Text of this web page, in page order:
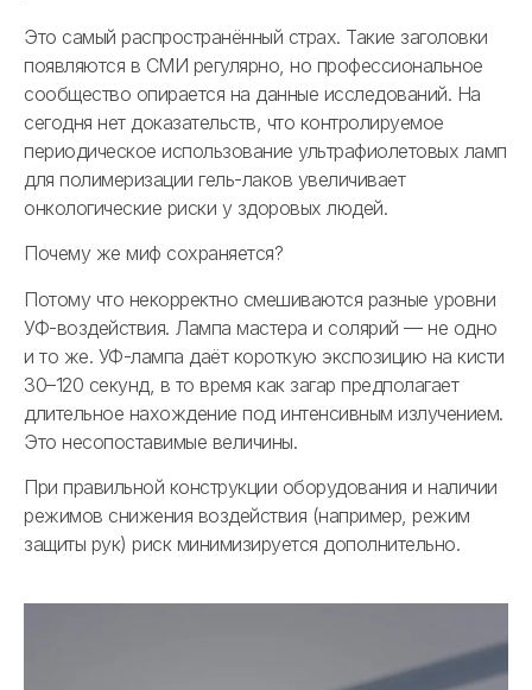
Это самый распространённый страх. Такие заголовки
появляются в СМИ регулярно, но профессиональное
сообщество опирается на данные исследований. На
сегодня нет доказательств, что контролируемое
периодическое использование ультрафиолетовых ламп
для полимеризации гель-лаков увеличивает
онкологические риски у здоровых людей.
Почему же миф сохраняется?
Потому что некорректно смешиваются разные уровни
УФ-воздействия. Лампа мастера и солярий — не одно
и то же. УФ-лампа даёт короткую экспозицию на кисти
30–120 секунд, в то время как загар предполагает
длительное нахождение под интенсивным излучением.
Это несопоставимые величины.
При правильной конструкции оборудования и наличии
режимов снижения воздействия (например, режим
защиты рук) риск минимизируется дополнительно.